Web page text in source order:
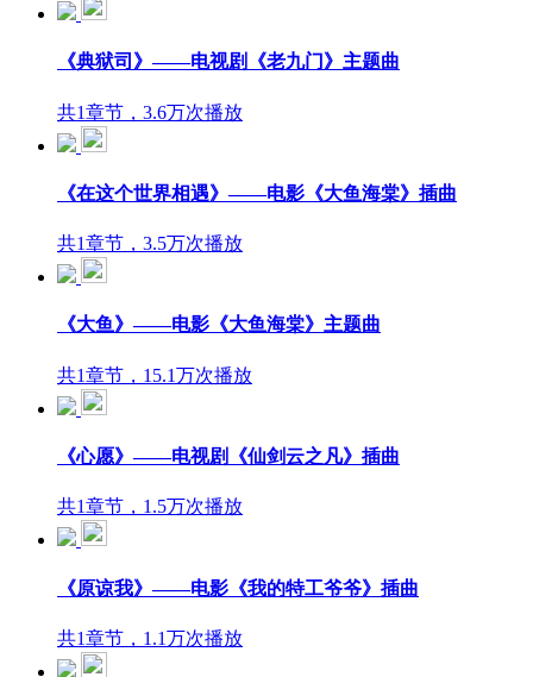
《典狱司》——电视剧《老九门》主题曲
共1章节，3.6万次播放
《在这个世界相遇》——电影《大鱼海棠》插曲
共1章节，3.5万次播放
《大鱼》——电影《大鱼海棠》主题曲
共1章节，15.1万次播放
《心愿》——电视剧《仙剑云之凡》插曲
共1章节，1.5万次播放
《原谅我》——电影《我的特工爷爷》插曲
共1章节，1.1万次播放